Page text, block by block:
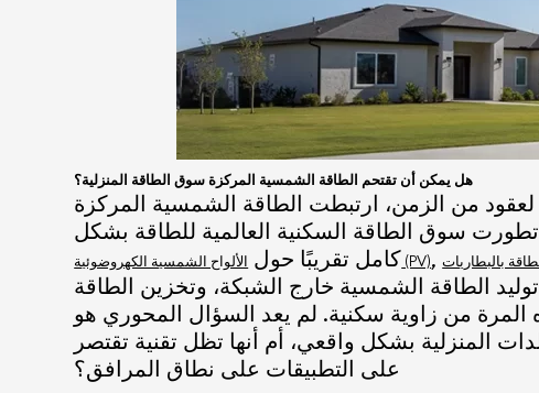
هل يمكن أن تقتحم الطاقة الشمسية المركزة سوق الطاقة المنزلية؟
لعقود من الزمن، ارتبطت الطاقة الشمسية المركزة (CSP) ارتباطًا وثيقًا بمحطات الطاقة الشمسية الحرارية الشمسية واسعة النطاق، والتي عادةً ما
سوق الطاقة السكنية العالمية للطاقة بشكل
كامل تقريبًا حول الألواح الشمسية الكهروضوئية (PV)
الطاقة الشمسية خارج الشبكة، وتخزين الطاقة
المرة من زاوية سكنية. لم يعد السؤال المحوري هو
المنزلية بشكل واقعي، أم أنها تظل تقنية تقتصر
على التطبيقات على نطاق المرافق؟